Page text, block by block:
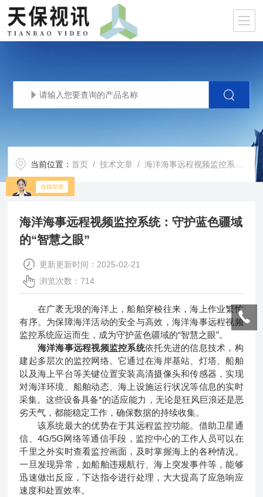
当前位置：首页 /技术文章 / 海洋海事远程视频监控系统：守护蓝色疆域的“智慧之眼”
海洋海事远程视频监控系统：守护蓝色疆域
的“智慧之眼”
更新更新时间：2025-02-21
浏览次数：714
在广袤无垠的海洋上，船舶穿梭往来，海上作业繁忙
有序。为保障海洋活动的安全与高效，海洋海事远程视频
监控系统应运而生，成为守护蓝色疆域的“智慧之眼”。
海洋海事远程视频监控系统依托先进的信息技术，构
建起多层次的监控网络。它通过在海岸基站、灯塔、船舶
以及海上平台等关键位置安装高清摄像头和传感器，实现
对海洋环境、船舶动态、海上设施运行状况等信息的实时
采集。这些设备具备*的适应能力，无论是狂风巨浪还是恶
劣天气，都能稳定工作，确保数据的持续收集。
该系统最大的优势在于其远程监控功能。借助卫星通
信、4G/5G网络等通信手段，监控中心的工作人员可以在
千里之外实时查看监控画面，及时掌握海上的各种情况。
一旦发现异常，如船舶违规航行、海上突发事件等，能够
迅速做出反应，下达指令进行处理，大大提高了应急响应
速度和处置效率。